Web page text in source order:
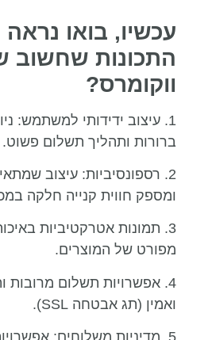
עכשיו, בואו
התכונות שחשוב
ווקומרס?
1. עיצוב ידידותי למשתמש:
ברורות ותהליך תשלום פשוט.
2. רספונסיביות: עיצוב
ומספק חווית קנייה חלקה
3. תמונות אטרקטיביות
מפורט של המוצרים.
4. אפשרויות תשלום
ואמין (תג אבטחה SSL).